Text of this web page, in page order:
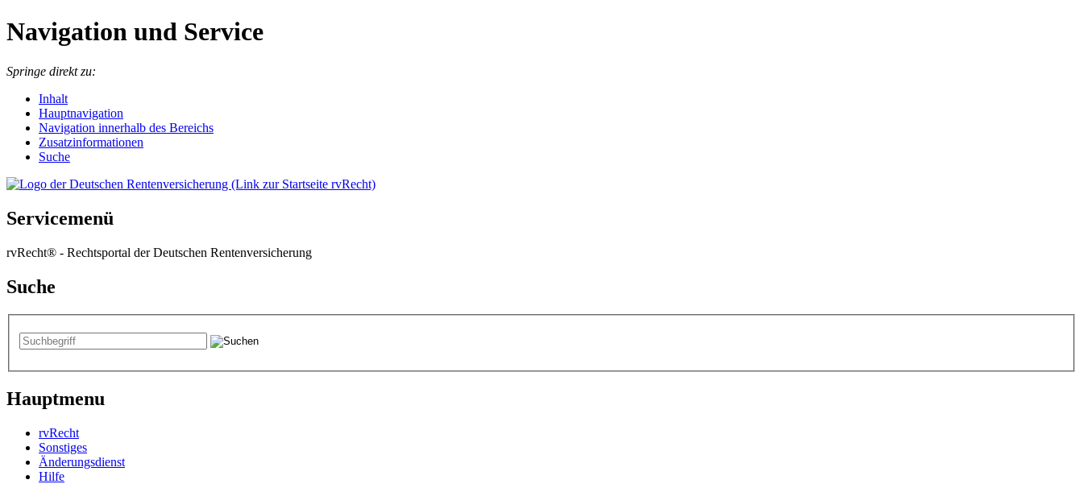
Navigation und Service
Springe direkt zu:
Inhalt
Hauptnavigation
Navigation innerhalb des Bereichs
Zusatzinformationen
Suche
Servicemenü
rvRecht® - Rechtsportal der Deutschen Rentenversicherung
Suche
Hauptmenu
rvRecht
Sonstiges
Änderungsdienst
Hil­fe